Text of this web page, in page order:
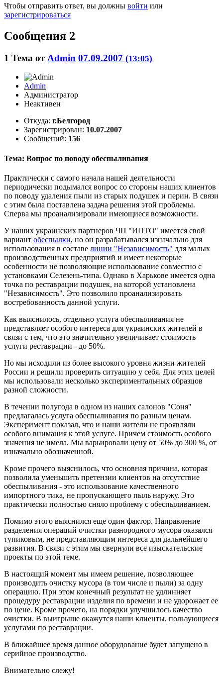
Чтобы отправить ответ, вы должны войти или
зарегистрироваться
Сообщения 2
1 Тема от Admin 07.09.2007 (13:05)
Admin
Администратор
Неактивен
Откуда: г.Белгород
Зарегистрирован: 10.07.2007
Сообщений: 156
Тема: Вопрос по поводу обеспыливания
Практически с самого начала нашей деятельности
периодически подымался вопрос со стороны наших клиентов
по поводу удаления пыли из старых подушек и перин. В связи
с этим была поставлена задача решения этой проблемы.
Сперва мы проанализировали имеющиеся возможности.
У наших украинских партнеров ЧП "ИПТО" имеется свой
вариант обеспылки, но он разрабатывался изначально для
использования в составе линии "Независимость" для малых
производственных предприятий и имеет некоторые
особенности не позволяющие использование совместно с
установками Селезень-типа. Однако в Харькове имеется одна
точка по реставрации подушек, на которой установлена
"Независимость". Это позволило проанализировать
востребованность данной услуги.
Как выяснилось, отдельно услуга обеспыливания не
представляет особого интереса для украинских жителей в
связи с тем, что это значительно увеличивает стоимость
услуги реставрации - до 50%.
Но мы исходили из более высокого уровня жизни жителей
России и решили проверить ситуацию у себя. Для этих целей
мы использовали несколько экспериментальных образцов
разной сложности.
В течении полугода в одном из наших салонов "Соня"
предлагалась услуга обеспыливания по разным ценам.
Эксперимент показал, что и наши жители не проявляли
особого внимания к этой услуге. Причем стоимость особого
значения не имела. Мы варьировали цену от 50% до 300 %, от
изначально обозначенной.
Кроме прочего выяснилось, что основная причина, которая
позволила уменьшить претензии клиентов на отсутствие
обеспыливания - это использование качественного
импортного тика, не пропускающего пыль наружу. Это
практически полностью сняло проблему с обеспыливанием.
Помимо этого выяснился еще один фактор. Направление
разделения операций очистки разнородного мусора оказался
тупиковым, не представляющим интереса для дальнейшего
развития. В связи с этим мы свернули все изыскательские
проекты по этой теме.
В настоящий момент мы имеем решение, позволяющее
производить очистку мусора (в том числе и пыли) за одну
операцию. При этом конечный результат не удлинняет
процедуру реставрации изделия по времени и не удорожает ее
по цене. Кроме прочего, на порядки улучшилось качество
очистки. В выигрыше окажутся наши клиенты, пользующиеся
услугами по реставрации.
В ближайшее время данное оборудование будет запущено в
серийное производство.
Внимательно слежу!